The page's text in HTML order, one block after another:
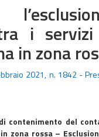
i servizi
in zona
2021, n. 1842 -
contenimento del
zona rossa –